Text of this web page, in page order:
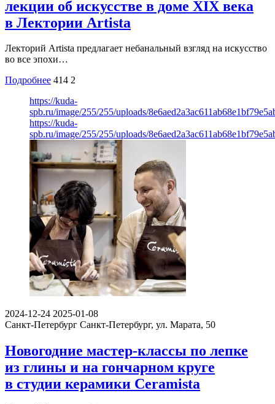
лекции об искусстве в доме XIX века
в Лектории Artista
Лекторий Artista предлагает небанальный взгляд на искусство
во все эпохи…
Подробнее 414 2
https://kuda-
spb.ru/image/255/255/uploads/
https://kuda-
spb.ru/image/255/255/uploads/
2024-12-24 2025-01-08
Санкт-Петербург Санкт-Петербург, ул. Марата, 50
Новогодние мастер-классы по лепке
из глины и на гончарном круге
в студии керамики Ceramista